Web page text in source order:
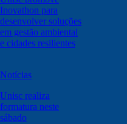
Inovathon para
desenvolver soluções
em gestão ambiental
e cidades resilientes
Notícias
Unisc realiza
formatura neste
sábado